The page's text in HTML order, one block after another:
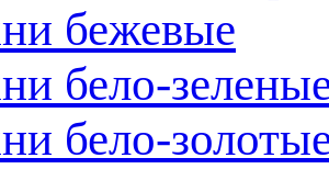
бежевые
бело-
бело-